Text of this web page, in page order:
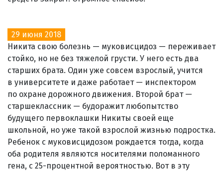
29 июня 2018
Никита свою болезнь — муковисцидоз — переживает
стойко, но не без тяжелой грусти. У него есть два
старших брата. Один уже совсем взрослый, учится
в университете и даже работает — инспектором
по охране дорожного движения. Второй брат —
старшеклассник — будоражит любопытство
будущего первоклашки Никиты своей еще
школьной, но уже такой взрослой жизнью подростка.
Ребенок с муковисцидозом рождается тогда, когда
оба родителя являются носителями поломанного
гена, с 25-процентной вероятностью. Вот в эту